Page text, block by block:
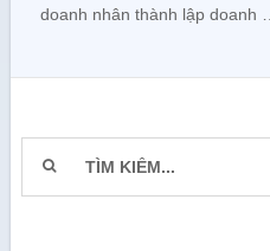
doanh nhân thành lập doanh …